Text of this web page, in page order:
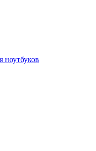
ноутбуков